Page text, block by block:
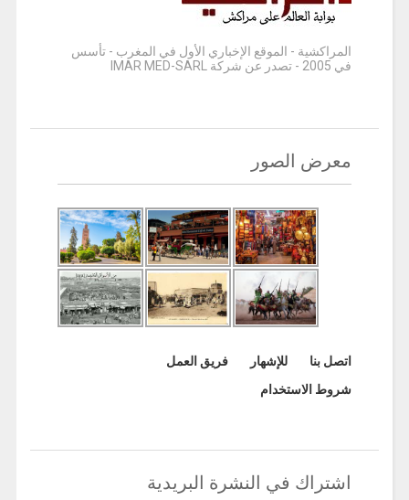
المراكشية - الموقع الإخباري الأول في المغرب - تأسس
في 2005 - تصدر عن شركة IMAR MED-SARL
معرض الصور
اتصل بنا للإشهار
فريق العمل
شروط الاستخدام
اشتراك في النشرة البريدية